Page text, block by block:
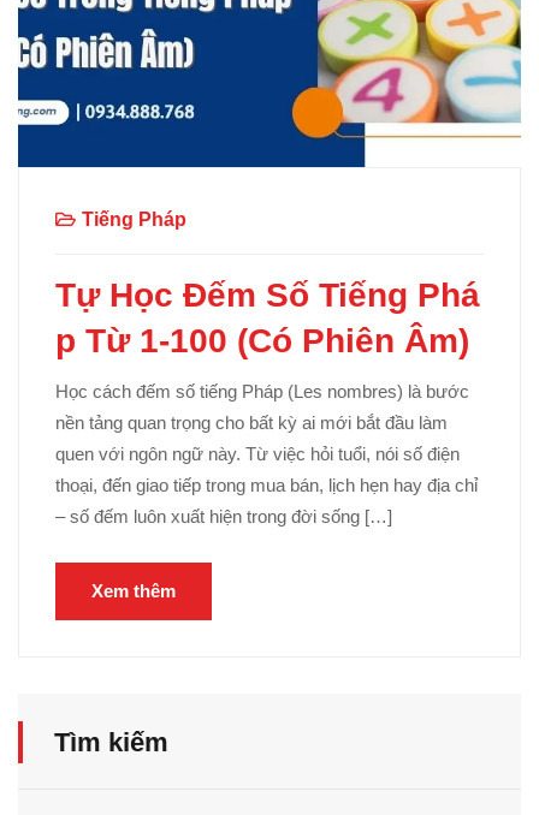
Tiếng Pháp
Tự Học Đếm Số Tiếng Phá
p Từ 1-100 (Có Phiên Âm)
Học cách đếm số tiếng Pháp (Les nombres) là bước
nền tảng quan trọng cho bất kỳ ai mới bắt đầu làm
quen với ngôn ngữ này. Từ việc hỏi tuổi, nói số điện
thoại, đến giao tiếp trong mua bán, lịch hẹn hay địa chỉ
– số đếm luôn xuất hiện trong đời sống […]
Xem thêm
Tìm kiếm